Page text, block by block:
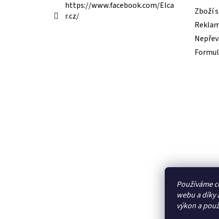
Používáme
webu a díky
výkon a
https://www.facebook.com/Elca
r.cz/
Zboží